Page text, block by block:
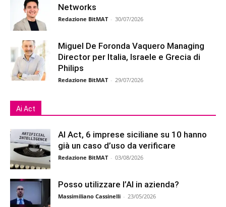
Networks
Redazione BitMAT - 30/07/2026
Miguel De Foronda Vaquero Managing
Director per Italia, Israele e Grecia di
Philips
Redazione BitMAT - 29/07/2026
Ai Act
AI Act, 6 imprese siciliane su 10 hanno
già un caso d’uso da verificare
Redazione BitMAT - 03/08/2026
Posso utilizzare l’AI in azienda?
Massimiliano Cassinelli - 23/05/2026